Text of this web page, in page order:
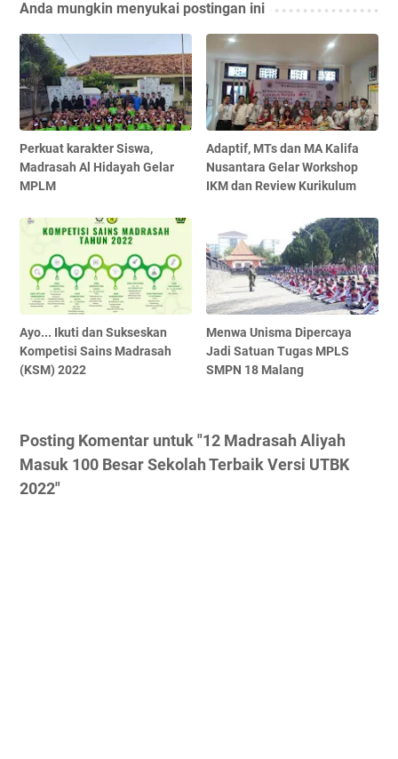
Anda mungkin menyukai postingan ini
Perkuat karakter Siswa,
Madrasah Al Hidayah Gelar
MPLM
Adaptif, MTs dan MA Kalifa
Nusantara Gelar Workshop
IKM dan Review Kurikulum
Ayo... Ikuti dan Sukseskan
Kompetisi Sains Madrasah
(KSM) 2022
Menwa Unisma Dipercaya
Jadi Satuan Tugas MPLS
SMPN 18 Malang
Posting Komentar untuk "12 Madrasah Aliyah
Masuk 100 Besar Sekolah Terbaik Versi UTBK
2022"